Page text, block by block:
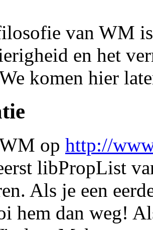
van WM
en het
komen hier
op http://
libPropList
Als je een
hem dan weg!